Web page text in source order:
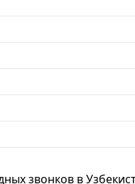
звонков в